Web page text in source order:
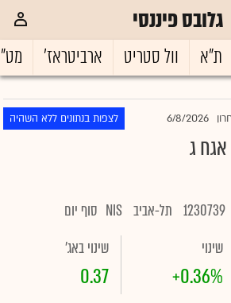
גלובס פיננסי
ת"א וול סטריט ארביטראז'
6/8/2026 לצפות בנתונים ללא השהיה
ג
1230739 תל-אביב NIS סוף יום
שינוי
+0.36%
שינוי באג'
0.37